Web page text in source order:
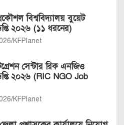
বিশ্ববিদ্যালয় বুয়েট
২০২৬ (১১ ধরনের)
KFPlanet
সেন্টার রিক এনজিও
২০২৬ (RIC NGO Job
KFPlanet